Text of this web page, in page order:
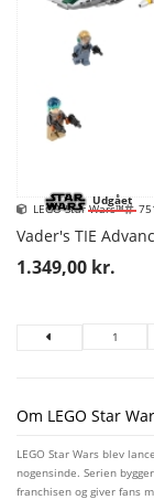
Udgået
LEGO Star Wars™
Vader's TIE
1.349,00 kr.
1
Om LEGO Star
LEGO Star Wars blev
nogensinde. Serien
franchisen og giver fans